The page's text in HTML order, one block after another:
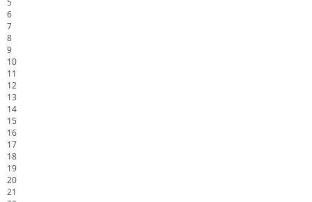
5
6
7
8
9
10
11
12
13
14
15
16
17
18
19
20
21